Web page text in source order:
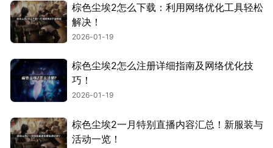
棕色尘埃2怎么下载：利用网络优化工具轻松
解决！
2026-01-19
棕色尘埃2怎么注册详细指南及网络优化技
巧！
2026-01-19
棕色尘埃2一月特别直播内容汇总！新服装与
活动一览！